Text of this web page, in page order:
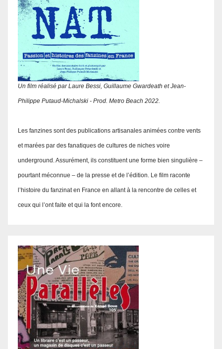
Un film réalisé par Laure Bessi, Guillaume Gwardeath et Jean-
Philippe Putaud-Michalski - Prod. Metro Beach 2022.
Les fanzines sont des publications artisanales animées contre vents
et marées par des fanatiques de cultures de niches voire
underground. Assurément, ils constituent une forme bien singulière –
pourtant méconnue – de la presse et de l’édition. Le film raconte
l’histoire du fanzinat en France en allant à la rencontre de celles et
ceux qui l’ont faite et qui la font encore.